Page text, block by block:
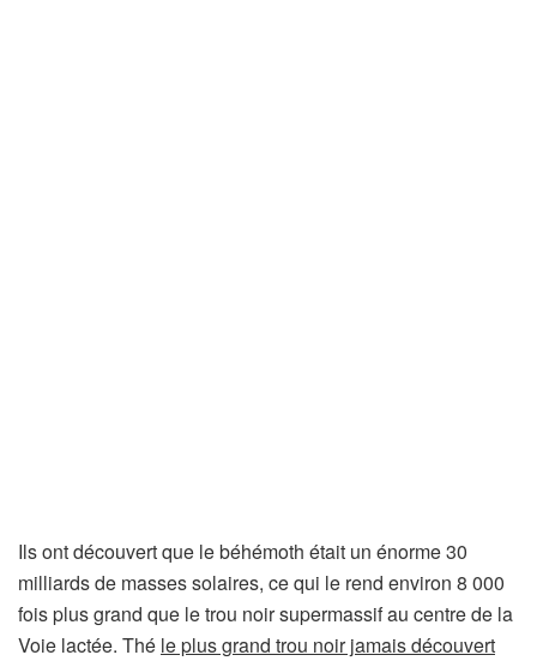
Ils ont découvert que le béhémoth était un énorme 30
milliards de masses solaires, ce qui le rend environ 8 000
fois plus grand que le trou noir supermassif au centre de la
Voie lactée. Thé le plus grand trou noir jamais découvert